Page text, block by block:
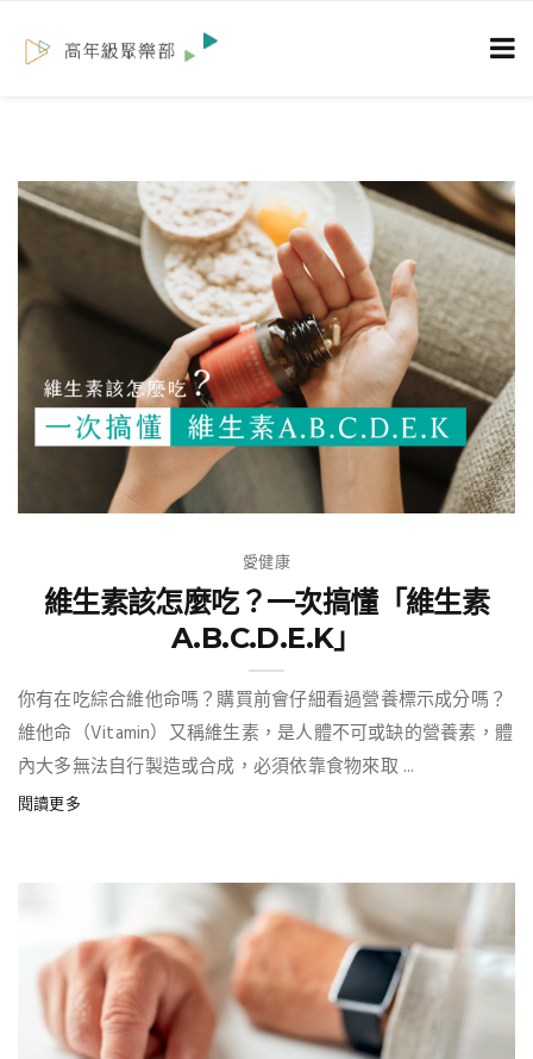
愛健康
維生素該怎麼吃？一次搞懂「維生素
A.B.C.D.E.K」
你有在吃綜合維他命嗎？購買前會仔細看過營養標示成分嗎？
維他命（Vitamin）又稱維生素，是人體不可或缺的營養素，體
內大多無法自行製造或合成，必須依靠食物來取 ...
閱讀更多